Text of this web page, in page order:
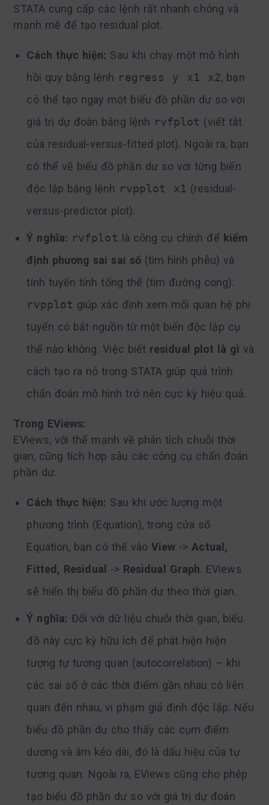
STATA cung cấp các lệnh rất nhanh chóng và
mạnh mẽ để tạo residual plot.
Cách thực hiện: Sau khi chạy một mô hình
hồi quy bằng lệnh regress y x1 x2, bạn
có thể tạo ngay một biểu đồ phần dư so với
giá trị dự đoán bằng lệnh rvfplot (viết tắt
của residual-versus-fitted plot). Ngoài ra, bạn
có thể vẽ biểu đồ phần dư so với từng biến
độc lập bằng lệnh rvpplot x1 (residual-
versus-predictor plot).
Ý nghĩa: rvfplot là công cụ chính để kiểm
định phương sai sai số(tìm hình phễu) và
tính tuyến tính tổng thể (tìm đường cong).
rvpplot giúp xác định xem mối quan hệ phi
tuyến có bắt nguồn từ một biến độc lập cụ
thể nào không. Việc biết residual plot là gì và
cách tạo ra nó trong STATA giúp quá trình
chẩn đoán mô hình trở nên cực kỳ hiệu quả.
Trong EViews:
EViews, với thế mạnh về phân tích chuỗi thời
gian, cũng tích hợp sâu các công cụ chẩn đoán
phần dư.
Cách thực hiện: Sau khi ước lượng một
phương trình (Equation), trong cửa sổ
Equation, bạn có thể vào View ->Actual,
Fitted, Residual
-> Residual Graph. EViews
sẽ hiển thị biểu đồ phần dư theo thời gian.
Ý nghĩa: Đối với dữ liệu chuỗi thời gian, biểu
đồ này cực kỳ hữu ích để phát hiện hiện
tượng tự tương quan (autocorrelation) – khi
các sai số ở các thời điểm gần nhau có liên
quan đến nhau, vi phạm giả định độc lập. Nếu
biểu đồ phần dư cho thấy các cụm điểm
dương và âm kéo dài, đó là dấu hiệu của tự
tương quan. Ngoài ra, EViews cũng cho phép
tạo biểu đồ phần dư so với giá trị dự đoán